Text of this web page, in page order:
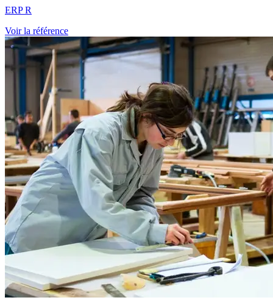
ERP R
Voir la référence